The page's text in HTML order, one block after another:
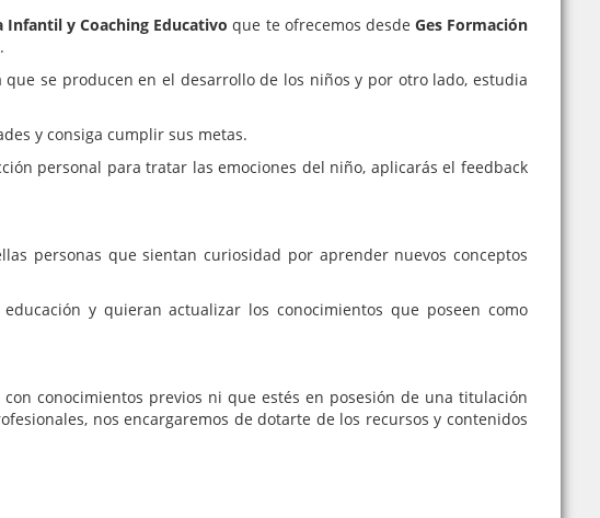
Infantil y Coaching Educativoque te ofrecemos desde Ges Formación
se producen en el desarrollo de los niños y por otro lado, estudia
y consiga cumplir sus metas.
personal para tratar las emociones del niño, aplicarás el feedback
personas que sientan curiosidad por aprender nuevos conceptos
y quieran actualizar los conocimientos que poseen como
conocimientos previos ni que estés en posesión de una titulación
nos encargaremos de dotarte de los recursos y contenidos